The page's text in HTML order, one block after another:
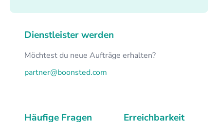
Dienstleister werden
Möchtest du neue Aufträge erhalten?
partner@boonsted.com
Häufige Fragen Erreichbarkeit